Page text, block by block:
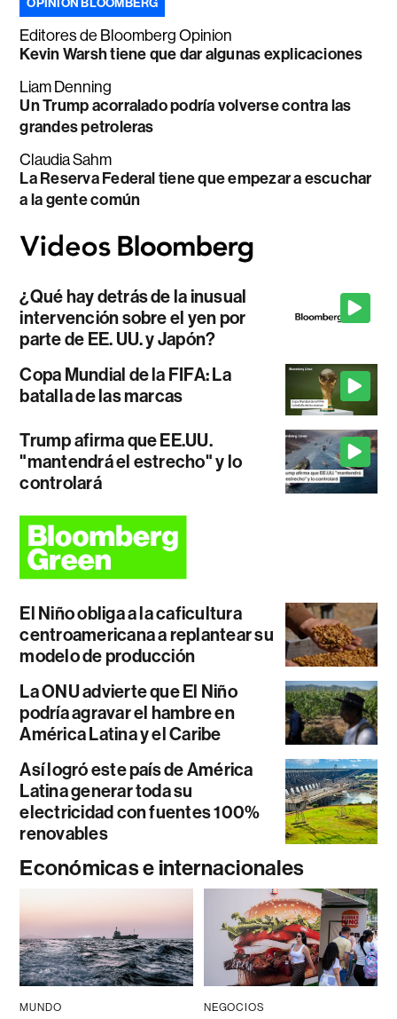
Editores de Bloomberg Opinion
Kevin Warsh tiene que dar algunas explicaciones
Liam Denning
Un Trump acorralado podría volverse contra las
grandes petroleras
Claudia Sahm
La Reserva Federal tiene que empezar a escuchar
a la gente común
¿Qué hay detrás de la inusual
intervención sobre el yen por
parte de EE. UU. y Japón?
Copa Mundial de la FIFA: La
batalla de las marcas
Trump afirma que EE.UU.
"mantendrá el estrecho" y lo
controlará
El Niño obliga a la caficultura
centroamericana a replantear su
modelo de producción
La ONU advierte que El Niño
podría agravar el hambre en
América Latina y el Caribe
Así logró este país de América
Latina generar toda su
electricidad con fuentes 100%
renovables
Económicas e internacionales
MUNDO NEGOCIOS